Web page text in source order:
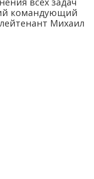
командующий
Михаил